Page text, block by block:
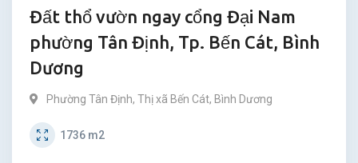
Đất thổ vườn ngay cổng Đại Nam
phường Tân Định, Tp. Bến Cát, Bình
Dương
Phường Tân Định, Thị xã Bến Cát, Bình Dương
1736 m2